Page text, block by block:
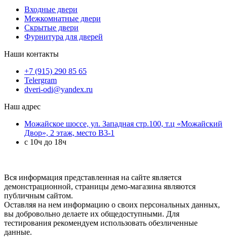
Входные двери
Межкомнатные двери
Скрытые двери
Фурнитура для дверей
Наши контакты
+7 (915) 290 85 65
Telergram
dveri-odi@yandex.ru
Наш адрес
Можайское шоссе, ул. Западная стр.100, т.ц «Можайский
Двор», 2 этаж, место B3-1
с 10ч до 18ч
Вся информация представленная на сайте является
демонстрационной, страницы демо-магазина являются
публичным сайтом.
Оставляя на нем информацию о своих персональных данных,
вы добровольно делаете их общедоступными. Для
тестирования рекомендуем использовать обезличенные
данные.